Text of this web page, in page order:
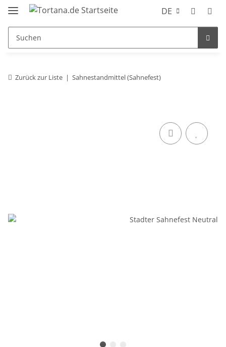
DE
Zurück zur Liste Sahnestandmittel (Sahnefest)